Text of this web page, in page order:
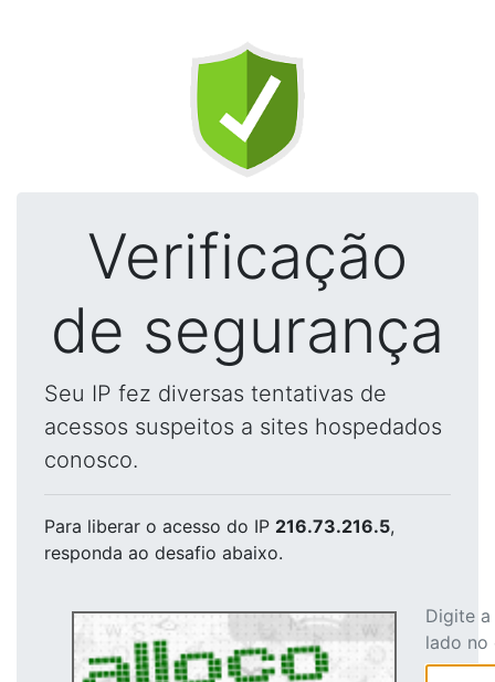
Verificação
de segurança
Seu IP fez diversas tentativas de
acessos suspeitos a sites hospedados
conosco.
Para liberar o acesso do IP 216.73.216.5,
responda ao desafio abaixo.
Digite
lado no